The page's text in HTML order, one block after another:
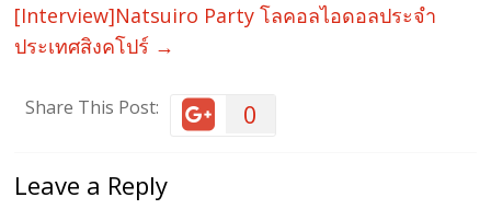
[Interview]Natsuiro Party โลคอลไอดอลประจำ
ประเทศสิงคโปร์ →
Share This Post: 0
Leave a Reply